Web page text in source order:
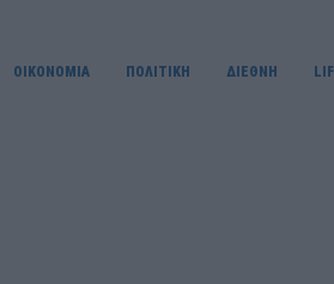
OIKONOMIA ΠΟΛΙΤΙΚΗ ΔΙΕΘΝΗ